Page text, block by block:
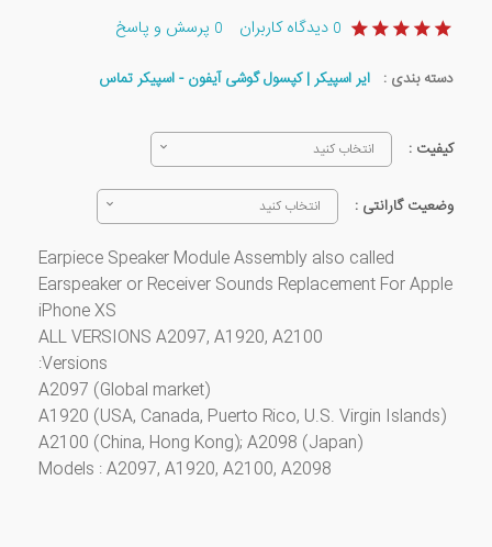
0 دیدگاه کاربران 0 پرسش و پاسخ
دسته بندی : ایر اسپیکر | کپسول گوشی آیفون - اسپیکر تماس
کیفیت : انتخاب کنید
وضعیت گارانتی : انتخاب کنید
Earpiece Speaker Module Assembly also called
Earspeaker or Receiver Sounds Replacement For Apple
iPhone XS
ALL VERSIONS A2097, A1920, A2100
Versions:
A2097 (Global market)
A1920 (USA, Canada, Puerto Rico, U.S. Virgin Islands)
A2100 (China, Hong Kong); A2098 (Japan)
Models : A2097, A1920, A2100, A2098